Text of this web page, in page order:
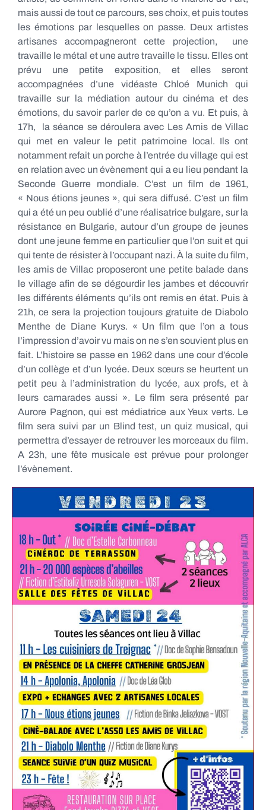
mais aussi de tout ce parcours, ses choix, et puis toutes
les émotions par lesquelles on passe. Deux artistes
artisanes accompagneront cette projection, une
travaille le métal et une autre travaille le tissu. Elles ont
prévu une petite exposition, et elles seront
accompagnées d’une vidéaste Chloé Munich qui
travaille sur la médiation autour du cinéma et des
émotions, du savoir parler de ce qu’on a vu. Et puis, à
17h, la séance se déroulera avec Les Amis de Villac
qui met en valeur le petit patrimoine local. Ils ont
notamment refait un porche à l’entrée du village qui est
en relation avec un évènement qui a eu lieu pendant la
Seconde Guerre mondiale. C’est un film de 1961,
« Nous étions jeunes », qui sera diffusé. C’est un film
qui a été un peu oublié d’une réalisatrice bulgare, sur la
résistance en Bulgarie, autour d’un groupe de jeunes
dont une jeune femme en particulier que l’on suit et qui
qui tente de résister à l’occupant nazi. À la suite du film,
les amis de Villac proposeront une petite balade dans
le village afin de se dégourdir les jambes et découvrir
les différents éléments qu’ils ont remis en état. Puis à
21h, ce sera la projection toujours gratuite de Diabolo
Menthe de Diane Kurys. « Un film que l’on a tous
l’impression d’avoir vu mais on ne s’en souvient plus en
fait. L’histoire se passe en 1962 dans une cour d’école
d’un collège et d’un lycée. Deux sœurs se heurtent un
petit peu à l’administration du lycée, aux profs, et à
leurs camarades aussi ». Le film sera présenté par
Aurore Pagnon, qui est médiatrice aux Yeux verts. Le
film sera suivi par un Blind test, un quiz musical, qui
permettra d’essayer de retrouver les morceaux du film.
A 23h, une fête musicale est prévue pour prolonger
l’évènement.